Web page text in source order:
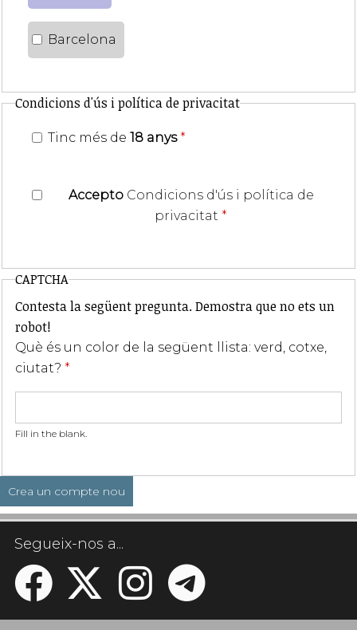
Barcelona
Condicions d'ús i política de privacitat
Tinc més de 18 anys *
Accepto Condicions d'ús i política de
privacitat *
CAPTCHA
Contesta la següent pregunta. Demostra que no ets un
robot!
Què és un color de la següent llista: verd, cotxe,
ciutat? *
Fill in the blank.
Segueix-nos a...